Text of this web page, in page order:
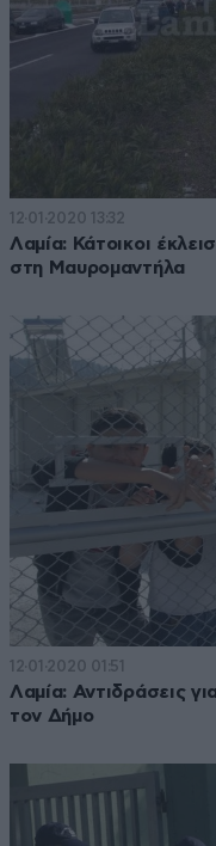
12·01·2020 13:32
Λαμία: Κάτοικοι
στη Μαυρομαντήλα
12·01·2020 01:51
Λαμία: Αντιδράσεις
τον Δήμο